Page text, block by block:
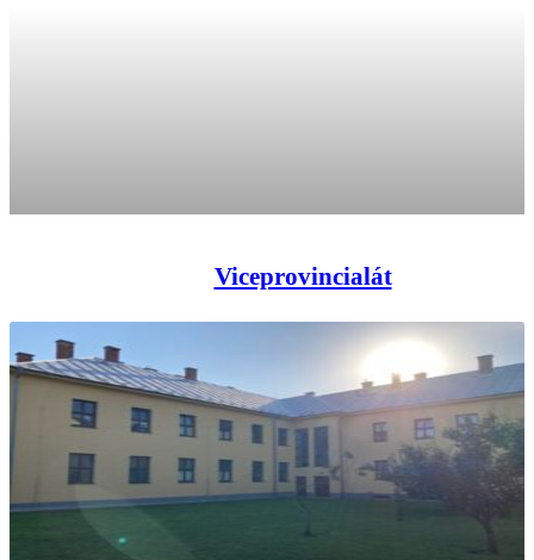
Viceprovincialát